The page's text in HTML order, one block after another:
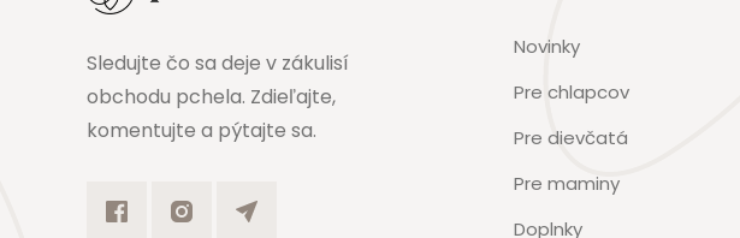
Sledujte čo sa deje v zákulisí
obchodu pchela. Zdieľajte,
komentujte a pýtajte sa.
Novinky
Pre chlapcov
Pre dievčatá
Pre maminy
Doplnky